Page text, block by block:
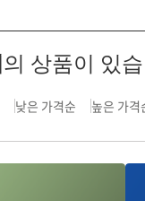
의 상품이 있
낮은 가격순 높은 가격